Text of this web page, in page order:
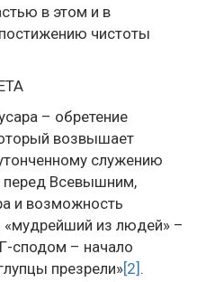
в этом и в
чистоты
– обретение
возвышает
служению
Всевышним,
и возможность
«мудрейший из людей» –
сподом – начало
презрели»[2] .